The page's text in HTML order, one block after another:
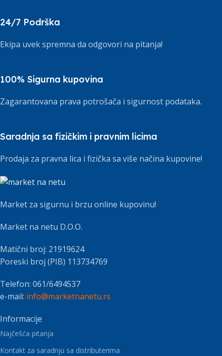
24/7 Podrška
Ekipa uvek spremna da odgovori na pitanja!
100% Sigurna kupovina
Zagarantovana prava potrošača i sigurnost podataka.
Saradnja sa fizičkim i pravnim licima
Prodaja za pravna lica i fizička sa više načina kupovine!
Market za sigurnu i brzu online kupovinu!
Market na netu D.O.O.
Matični broj: 21919624
Poreski broj (PIB) 113734769
Telefon: 061/6494537
e-mail: info@marketnanetu.rs
Informacije
Najčešća pitanja
Kontakt za saradnju sa distributerima